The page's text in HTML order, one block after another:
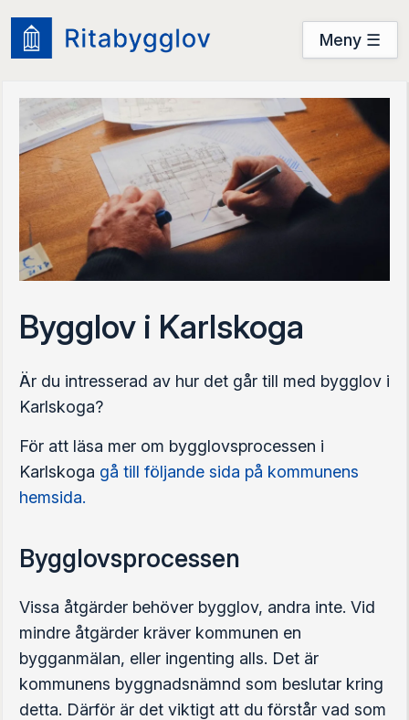
Meny ☰
Startsidan
Prova nu
Prova nu
Bygglov i Karlskoga
Är du intresserad av hur det går till med bygglov i
Karlskoga?
För att läsa mer om bygglovsprocessen i
Karlskoga gå till följande sida på kommunens
hemsida.
Bygglovsprocessen
Vissa åtgärder behöver bygglov, andra inte. Vid
mindre åtgärder kräver kommunen en
bygganmälan, eller ingenting alls. Det är
kommunens byggnadsnämnd som beslutar kring
detta. Därför är det viktigt att du förstår vad som